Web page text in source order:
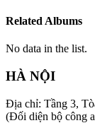
Related Albums
No data in the list.
HÀ NỘI
Địa chỉ: Tầng 3,
(Đối diện bộ công